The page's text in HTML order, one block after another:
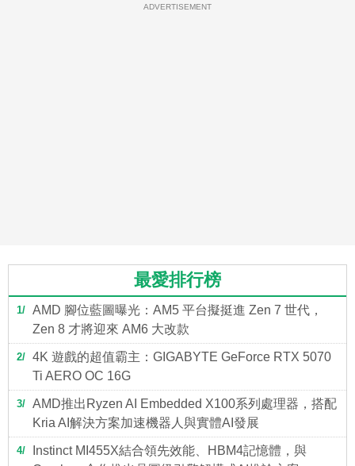
ADVERTISEMENT
最愛排行榜
1
AMD 腳位藍圖曝光：AM5 平台擬挺進 Zen 7 世代，
Zen 8 才將迎來 AM6 大改款
2
4K 遊戲的超值霸主：GIGABYTE GeForce RTX 5070
Ti AERO OC 16G
3
AMD推出Ryzen AI Embedded X100系列處理器，搭配
Kria AI解決方案加速機器人與實體AI發展
4
Instinct MI455X結合領先效能、HBM4記憶體，與